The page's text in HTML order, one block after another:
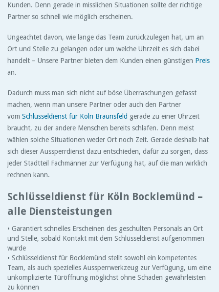
Kunden. Denn gerade in misslichen Situationen sollte der richtige
Partner so schnell wie möglich erscheinen.
Ungeachtet davon, wie lange das Team zurückzulegen hat, um an
Ort und Stelle zu gelangen oder um welche Uhrzeit es sich dabei
handelt – Unsere Partner bieten dem Kunden einen günstigen Preis
an.
Dadurch muss man sich nicht auf böse Überraschungen gefasst
machen, wenn man unsere Partner oder auch den Partner
vom Schlüsseldienst für Köln Braunsfeld gerade zu einer Uhrzeit
braucht, zu der andere Menschen bereits schlafen. Denn meist
wählen solche Situationen weder Ort noch Zeit. Gerade deshalb hat
sich dieser Aussperrdienst dazu entschieden, dafür zu sorgen, dass
jeder Stadtteil Fachmänner zur Verfügung hat, auf die man wirklich
rechnen kann.
Schlüsseldienst für Köln Bocklemünd –
alle Diensteistungen
• Garantiert schnelles Erscheinen des geschulten Personals an Ort
und Stelle, sobald Kontakt mit dem Schlüsseldienst aufgenommen
wurde
• Schlüsseldienst für Bocklemünd stellt sowohl ein kompetentes
Team, als auch spezielles Aussperrwerkzeug zur Verfügung, um eine
unkomplizierte Türöffnung möglichst ohne Schaden gewährleisten
zu können